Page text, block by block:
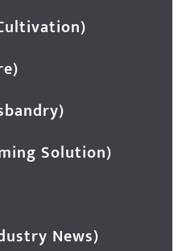
Solution)
News)